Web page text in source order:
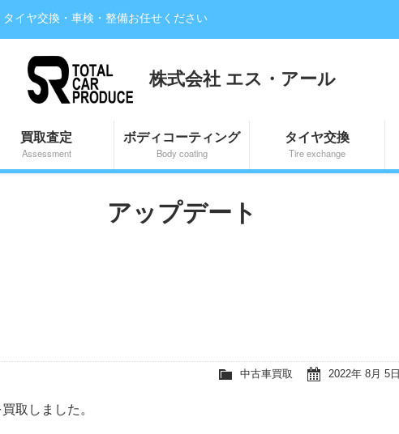
イヤ交換・車検・整備お任せください
株式会社 エス・アール
買取査定
Assessment
ボディコーティング
Body coating
タイヤ交換
Tire exchange
アップデート
2022年 8月 5日
中古車買取
取しました。